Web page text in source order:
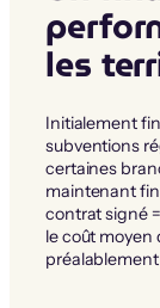
les
Initialement
subventions
certaines
maintenant
contrat signé
le coût